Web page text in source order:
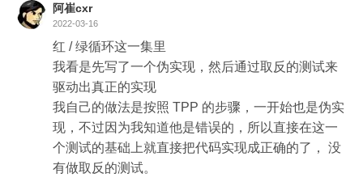
测试代码
3) 强调:测试代码也需要重构!
4) 每次重构都要运行所有测试,确保绿灯!一旦红灯,
回退到绿灯再重构!
5) 此阶段的目标:弥补为了快速看到绿灯所犯的过
错!
实践TDD就像玩游戏,进入下一个关卡(红灯/绿灯/重
构)前先保存进度(git),挂了就重来!
阿崔cxr
2022-03-16
红 / 绿循环这一集里
我看是先写了一个伪实现，然后通过取反的测试来
驱动出真正的实现
我自己的做法是按照 TPP 的步骤，一开始也是伪实
现，不过因为我知道他是错误的，所以直接在这一
个测试的基础上就直接把代码实现成正确的了， 没